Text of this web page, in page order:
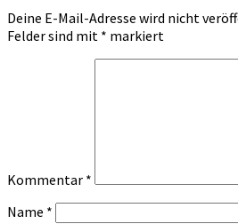
Deine E-Mail-Adresse wird nicht
Felder sind mit * markiert
Kommentar *
Name *